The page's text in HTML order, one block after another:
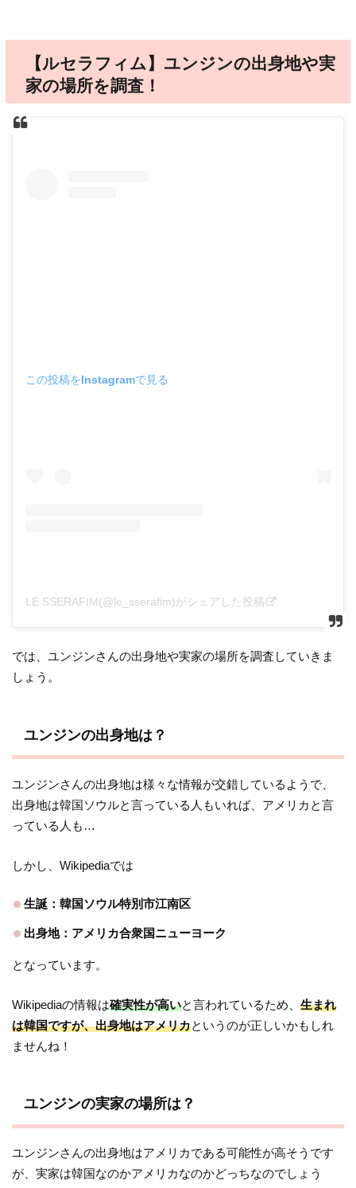
【ルセラフィム】ユンジンの出身地や実
家の場所を調査！
この投稿をInstagramで見る
LE SSERAFIM(@le_sserafim)がシェアした投稿
では、ユンジンさんの出身地や実家の場所を調査していきま
しょう。
ユンジンの出身地は？
ユンジンさんの出身地は様々な情報が交錯しているようで、
出身地は韓国ソウルと言っている人もいれば、アメリカと言
っている人も…
しかし、Wikipediaでは
生誕：韓国ソウル特別市江南区
出身地：アメリカ合衆国ニューヨーク
となっています。
Wikipediaの情報は確実性が高いと言われているため、生まれ
は韓国ですが、出身地はアメリカというのが正しいかもしれ
ませんね！
ユンジンの実家の場所は？
ユンジンさんの出身地はアメリカである可能性が高そうです
が、実家は韓国なのかアメリカなのかどっちなのでしょう